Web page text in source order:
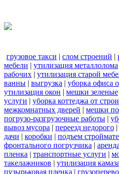
грузовое такси | слом строений |
мебели | утилизация металлолома
рабочих | утилизация старой
ванны | выгрузка | уборка офиса
утилизация окон | мешки зеленые
услуги | уборка коттеджа от
межкомнатных дверей | мешки
погрузо-разгрузочные работы |
вывоз мусора | переезд недорого |
дачи | коробки | подъем
фронтального погрузчика |
пленка | транспортные услуги |
такелажников | утилизация
пузырьковая пленка |